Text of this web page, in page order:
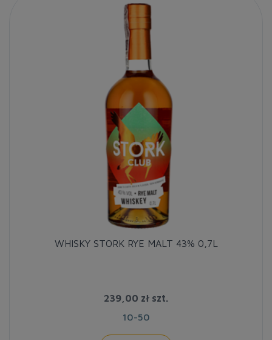
WHISKY STORK RYE MALT 43% 0,7L
239,00 zł szt.
10-50